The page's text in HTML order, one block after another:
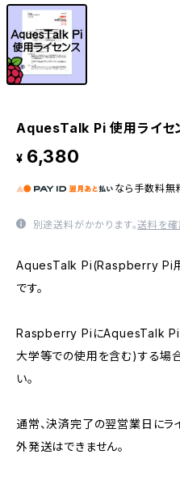
AquesTalk Pi 使用ライセ
¥ 6,380
なら 手数料無
別途送料がかかります。送料を確
AquesTalk Pi(Raspberry Pi用
です。
Raspberry PiにAquesTalk Pi
大学等での使用を含む)する場
い。
通常、決済完了の翌営業日にラ
外発送はできません。